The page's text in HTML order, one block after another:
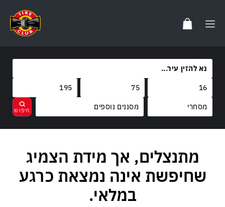
מסננים נוספים
FALKEN
HANKOOK
קוד משקל
107/105
קוד מהירות
נקה בחר
מתנצלים, אך מידת הצמיג
שחיפשת אינה נמצאת כרגע
במלאי.